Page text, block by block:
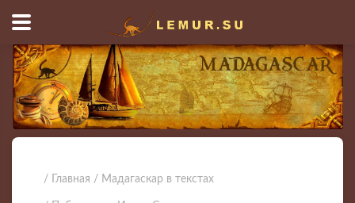
/ Главная / Мадагаскар в текстах